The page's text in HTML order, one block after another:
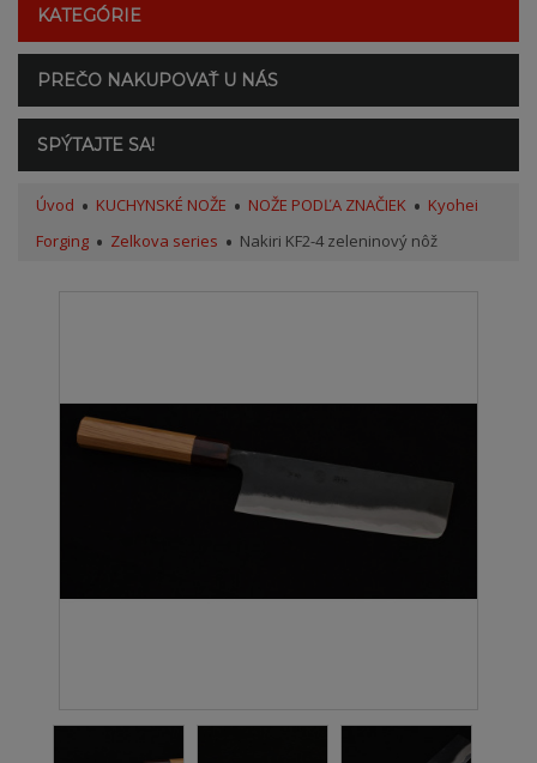
KATEGÓRIE
PREČO NAKUPOVAŤ U NÁS
SPÝTAJTE SA!
Úvod KUCHYNSKÉ NOŽE NOŽE PODĽA ZNAČIEK
Kyohei
Forging
Zelkova series Nakiri KF2-4 zeleninový nôž